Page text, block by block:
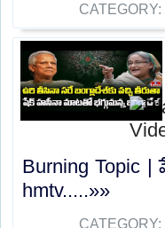
CATEGORY:
Burning Topic
hmtv.....»»
CATEGORY: